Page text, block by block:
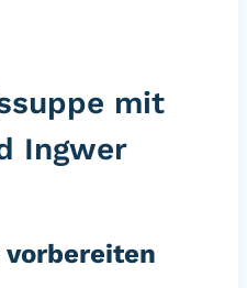
mit
Ingwer
vorbereiten